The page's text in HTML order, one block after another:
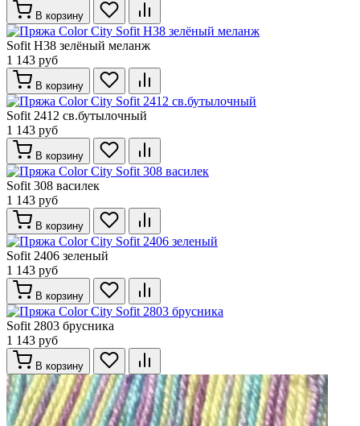
В корзину
Sofit Н38 зелёный меланж
1 143 руб
В корзину
Sofit 2412 св.бутылочный
1 143 руб
В корзину
Sofit 308 василек
1 143 руб
В корзину
Sofit 2406 зеленый
1 143 руб
В корзину
Sofit 2803 брусника
1 143 руб
В корзину